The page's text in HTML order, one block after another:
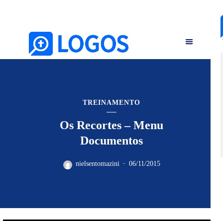
TREINAMENTO
Os Recortes – Menu
Documentos
nielsentomazini 06/11/2015